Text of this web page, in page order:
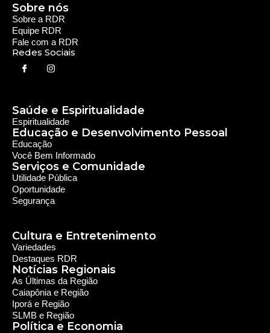
Sobre a RDR
Equipe RDR
Fale com a RDR
Redes Sociais
Sobre nós
Saúde e Espiritualidade
Espiritualidade
Educação e Desenvolvimento Pessoal
Educação
Você Bem Informado
Serviços e Comunidade
Utilidade Pública
Oportunidade
Segurança
Cultura e Entretenimento
Política e Economia
Notícias Regionais
As Últimas da Região
Caiapônia e Região
Iporá e Região
SLMB e Região
Variedades
Destaques RDR